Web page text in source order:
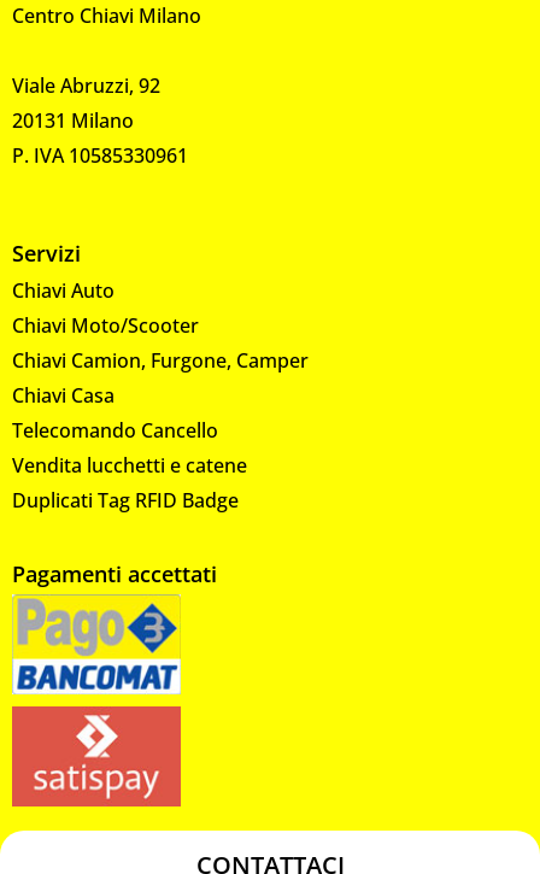
Centro Chiavi Milano
Viale Abruzzi, 92
20131 Milano
P. IVA 10585330961
Servizi
Chiavi Auto
Chiavi Moto/Scooter
Chiavi Camion, Furgone, Camper
Chiavi Casa
Telecomando Cancello
Vendita lucchetti e catene
Duplicati Tag RFID Badge
Pagamenti accettati
CONTATTACI